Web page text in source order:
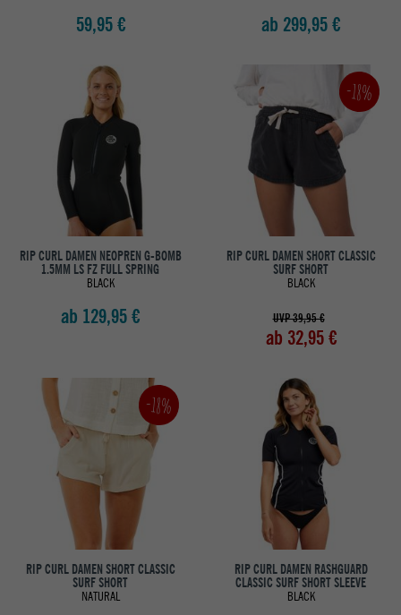
59,95 € ab 299,95 €
RIP CURL DAMEN NEOPREN G-BOMB
1.5MM LS FZ FULL SPRING
BLACK
ab 129,95 €
-18%
RIP CURL DAMEN SHORT CLASSIC
SURF SHORT
BLACK
UVP 39,95 €
ab 32,95 €
-18%
RIP CURL DAMEN SHORT CLASSIC
SURF SHORT
NATURAL
RIP CURL DAMEN RASHGUARD
CLASSIC SURF SHORT SLEEVE
BLACK